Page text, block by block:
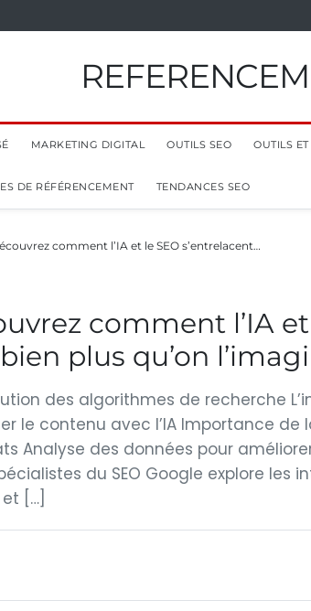
MARKETING DIGITAL OUTILS SEO OUTILS
DE RÉFÉRENCEMENT TENDANCES SEO
comment l’IA et le SEO s’entrelacent…
comment l’IA et
plus qu’on
des algorithmes de recherche
le contenu avec l’IA Importance de
Analyse des données pour
du SEO Google explore les
[…]